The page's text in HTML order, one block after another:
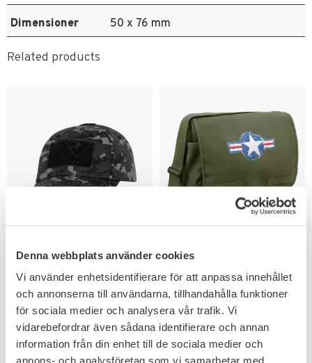
Denna webbplats använder cookies
Vi använder enhetsidentifierare för att anpassa innehållet
och annonserna till användarna, tillhandahålla funktioner
för sociala medier och analysera vår trafik. Vi
vidarebefordrar även sådana identifierare och annan
information från din enhet till de sociala medier och
annons- och analysföretag som vi samarbetar med.
Dimensioner 50 x 76 mm
Related products
Add to favorites
Operator Keps Subdued
Urban Digital Camo
119KR
Add to favorites
Classic Messenger
Väska
Praktisk axelväska med vintage
look.
399KR